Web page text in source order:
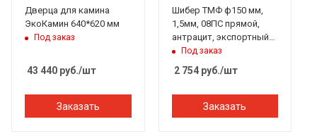
Дверца для камина
ЭкоКамин 640*620 мм
Под заказ
43 440 руб./шт
Заказать
Шибер ТМФ ф150 мм,
1,5мм, 08ПС прямой,
антрацит, экспортный
(Доцент, Герма, Яуза)
Под заказ
2 754руб./шт
Заказать